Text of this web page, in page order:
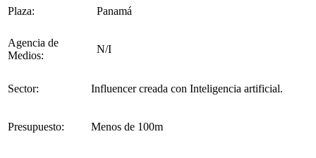
Plaza: Panamá
Agencia de
Medios:
N/I
Sector: Influencer creada con Inteligencia artificial.
Presupuesto: Menos de 100m